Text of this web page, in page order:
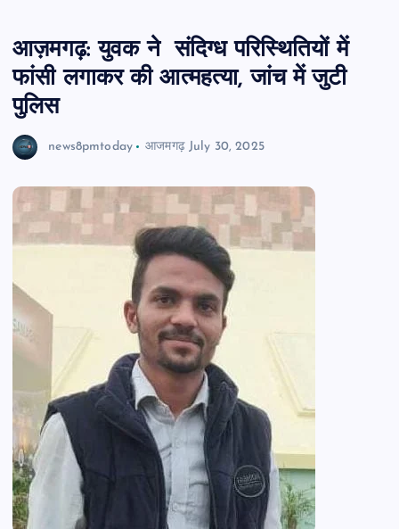
आज़मगढ़: युवक ने संदिग्ध परिस्थितियों में
फांसी लगाकर की आत्महत्या, जांच में जुटी
पुलिस
news8pmtoday आजमगढ़ July 30, 2025